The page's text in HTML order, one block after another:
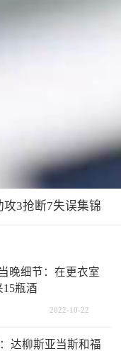
3抢断7失误集锦
晚细节：在更衣室
15瓶酒
2022-10-22
达柳斯亚当斯和福